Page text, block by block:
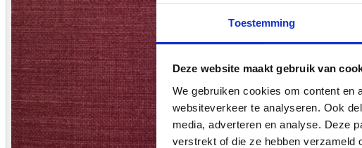
Toestemming
Deze website maakt gebruik van
We gebruiken cookies om content en
websiteverkeer te analyseren. Ook
media, adverteren en analyse. Deze
verstrekt of die ze hebben verzameld